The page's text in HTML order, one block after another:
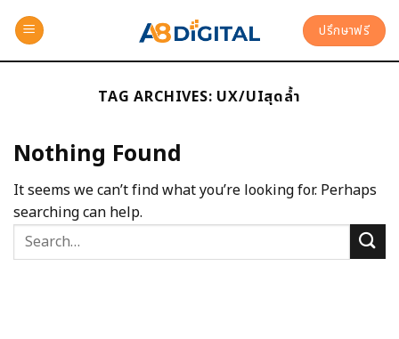
ปรึกษาฟรี
TAG ARCHIVES: UX/UIสุดล้ำ
Nothing Found
It seems we can’t find what you’re looking for. Perhaps
searching can help.